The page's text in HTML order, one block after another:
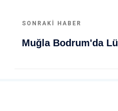
SONRAKI HABER